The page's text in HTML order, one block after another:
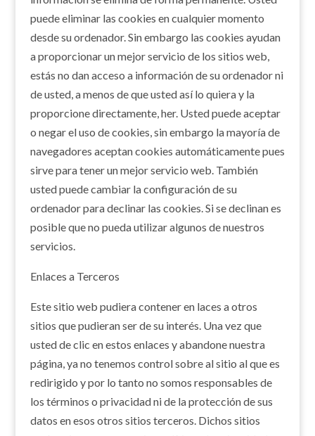
puede eliminar las cookies en cualquier momento
desde su ordenador. Sin embargo las cookies ayudan
a proporcionar un mejor servicio de los sitios web,
estás no dan acceso a información de su ordenador ni
de usted, a menos de que usted así lo quiera y la
proporcione directamente, her. Usted puede aceptar
o negar el uso de cookies, sin embargo la mayoría de
navegadores aceptan cookies automáticamente pues
sirve para tener un mejor servicio web. También
usted puede cambiar la configuración de su
ordenador para declinar las cookies. Si se declinan es
posible que no pueda utilizar algunos de nuestros
servicios.
Enlaces a Terceros
Este sitio web pudiera contener en laces a otros
sitios que pudieran ser de su interés. Una vez que
usted de clic en estos enlaces y abandone nuestra
página, ya no tenemos control sobre al sitio al que es
redirigido y por lo tanto no somos responsables de
los términos o privacidad ni de la protección de sus
datos en esos otros sitios terceros. Dichos sitios